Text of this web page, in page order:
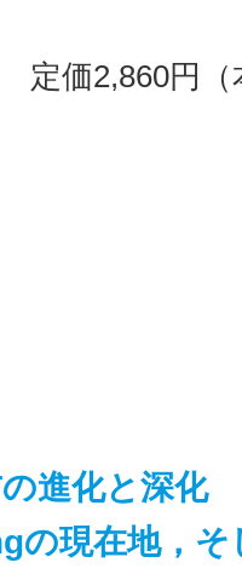
定価2,860円
進化と深化
の現在地，そ